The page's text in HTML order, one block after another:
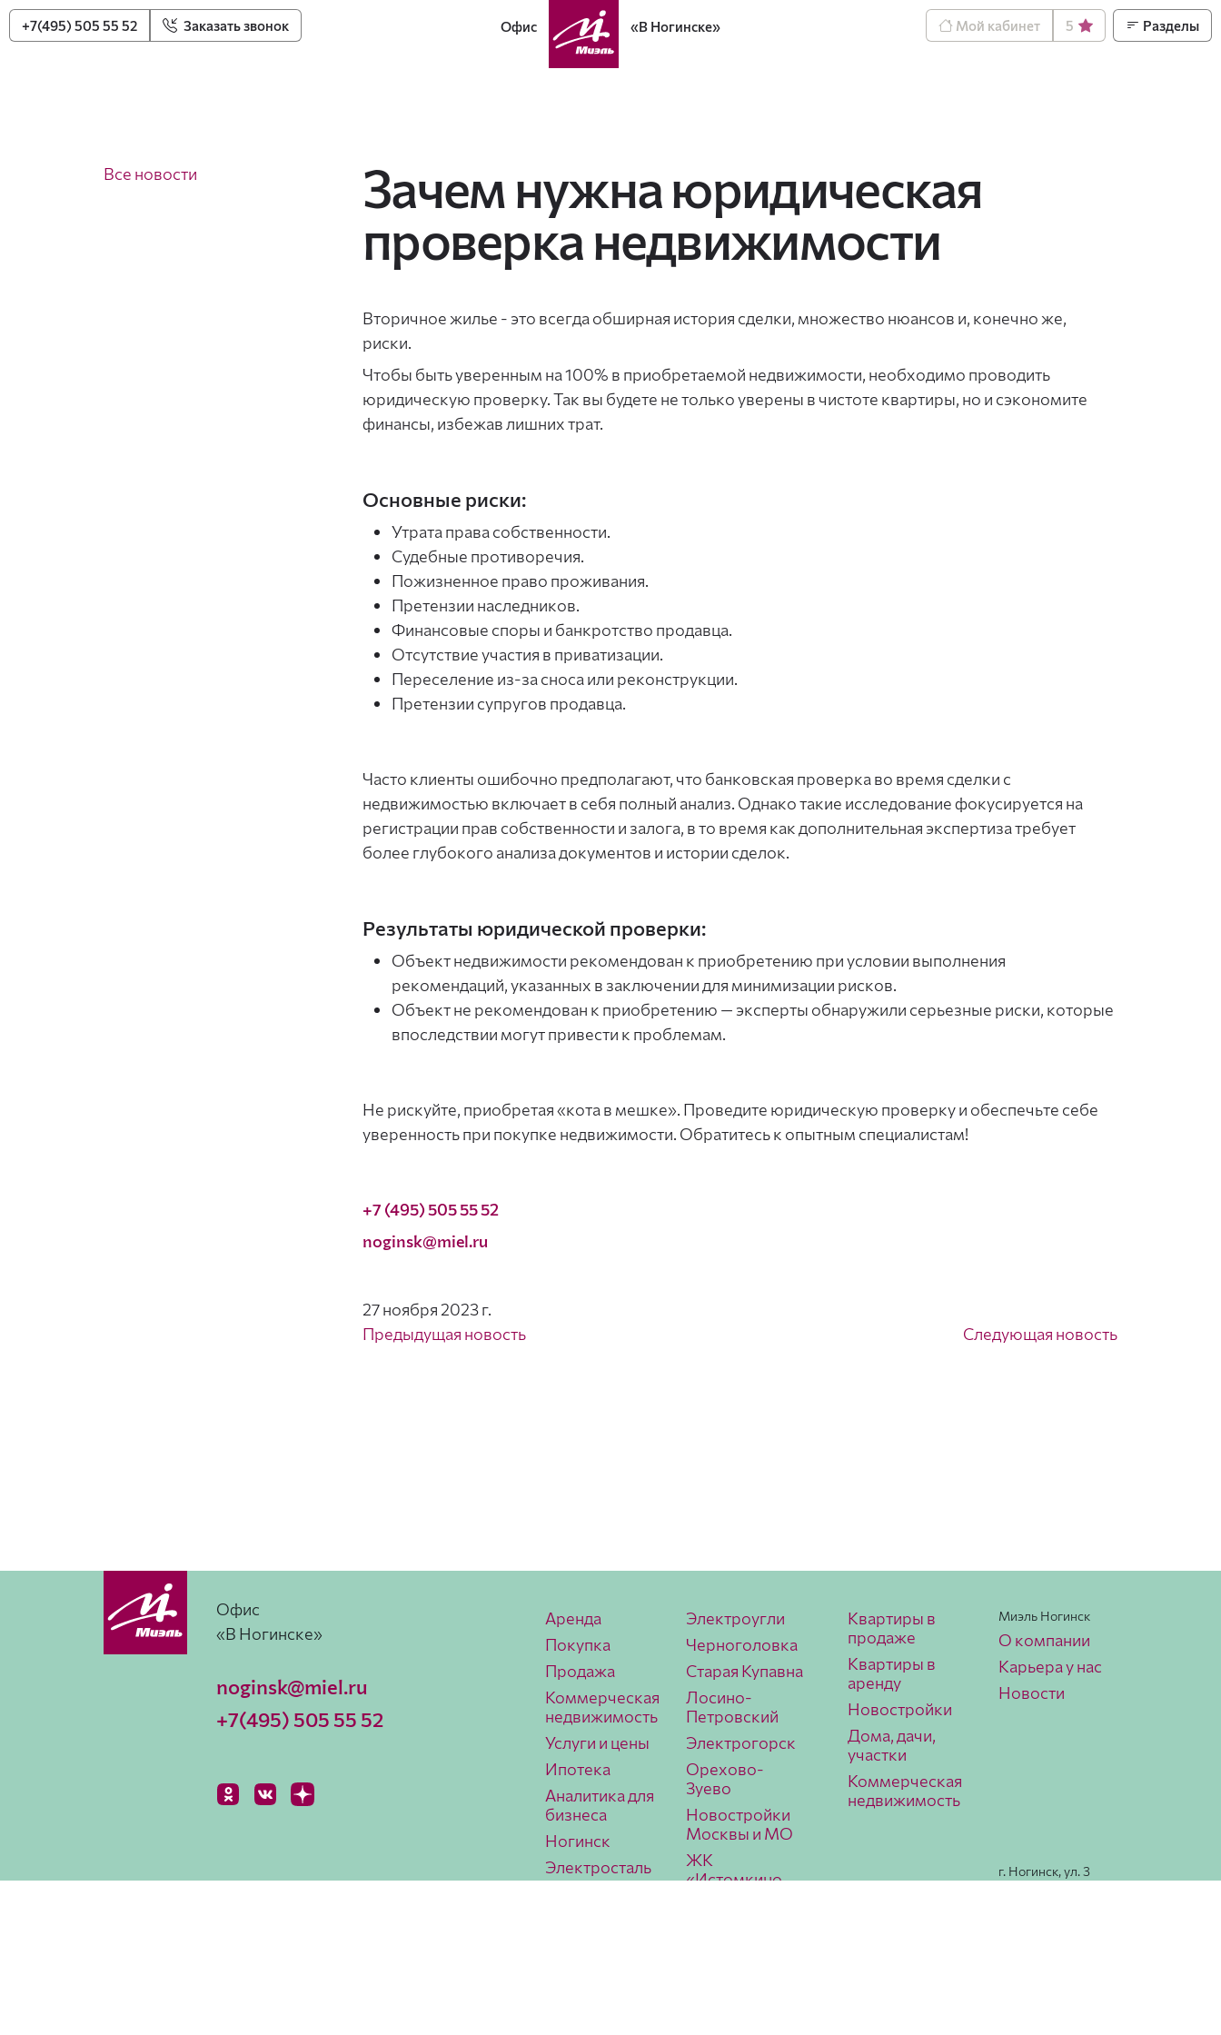
+7(495) 505 55 52 Заказать звонок Мой кабинет 5 Разделы
Офис «В Ногинске»
Все новости
Зачем нужна юридическая
проверка недвижимости
Вторичное жилье - это всегда обширная история сделки, множество нюансов и, конечно же,
риски.
Чтобы быть уверенным на 100% в приобретаемой недвижимости, необходимо проводить
юридическую проверку. Так вы будете не только уверены в чистоте квартиры, но и сэкономите
финансы, избежав лишних трат.
Основные риски:
Утрата права собственности.
Судебные противоречия.
Пожизненное право проживания.
Претензии наследников.
Финансовые споры и банкротство продавца.
Отсутствие участия в приватизации.
Переселение из-за сноса или реконструкции.
Претензии супругов продавца.
Часто клиенты ошибочно предполагают, что банковская проверка во время сделки с
недвижимостью включает в себя полный анализ. Однако такие исследование фокусируется на
регистрации прав собственности и залога, в то время как дополнительная экспертиза требует
более глубокого анализа документов и истории сделок.
Результаты юридической проверки:
Объект недвижимости рекомендован к приобретению при условии выполнения
рекомендаций, указанных в заключении для минимизации рисков.
Объект не рекомендован к приобретению — эксперты обнаружили серьезные риски, которые
впоследствии могут привести к проблемам.
Не рискуйте, приобретая «кота в мешке». Проведите юридическую проверку и обеспечьте себе
уверенность при покупке недвижимости. Обратитесь к опытным специалистам!
+7 (495) 505 55 52
noginsk@miel.ru
27 ноября 2023 г.
Предыдущая новость
Следующая новость
Офис
«В Ногинске»
noginsk@miel.ru
+7(495) 505 55 52
Аренда
Покупка
Продажа
Коммерческая
недвижимость
Услуги и цены
Ипотека
Аналитика для
бизнеса
Ногинск
Электросталь
Электроугли
Черноголовка
Старая Купавна
Лосино-
Петровский
Электрогорск
Орехово-
Зуево
Новостройки
Москвы и МО
ЖК
«Истомкино
Квартиры в
продаже
Квартиры в
аренду
Новостройки
Дома, дачи,
участки
Коммерческая
недвижимость
Миэль Ногинск
О компании
Карьера у нас
Новости
г. Ногинск, ул. 3
Интерна­ционала,